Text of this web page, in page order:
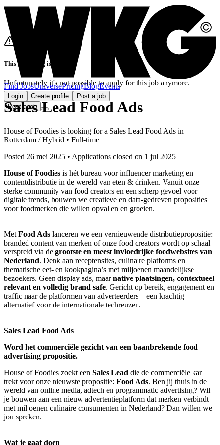
Find JobsUniversePricingBlogEvents
Login Create profile
Post a job
Post a job
This job listing is closed
Unfortunately it's not possible to apply for this job anymore.
Sales Lead Food Ads
House of Foodies is looking fora Sales Lead Food Ads in
Rotterdam / Hybrid • Full-time
Posted 26 mei 2025 • Applications closed on 1 jul 2025
House of Foodies is hét bureau voor influencer marketing en
contentdistributie in de wereld van eten & drinken. Vanuit onze
sterke community van food creators en een scherp gevoel voor
digitale trends, bouwen we creatieve en data-gedreven proposities
voor foodmerken die willen opvallen en groeien.
Met Food Ads lanceren we een vernieuwende distributiepropositie:
branded content van merken of onze food creators wordt op schaal
verspreid via de grootste en meest invloedrijke foodwebsites van
Nederland. Denk aan receptensites, culinaire platforms en
thematische eet- en kookpagina’s met miljoenen maandelijkse
bezoekers. Geen display ads, maarnative plaatsingen, contextueel
relevant en volledig brand safe. Gericht op bereik, engagement en
traffic naar de platformen van adverteerders – een krachtig
alternatief voor de internationale techreuzen.
Sales Lead Food Ads
Word het commerciële gezicht van een baanbrekende food
advertising propositie.
House of Foodies zoekt een Sales Lead die de commerciële kar
trekt voor onze nieuwste propositie: Food Ads. Ben jij thuis in de
wereld van online media, adtech en programmatic advertising? Wil
je bouwen aan een nieuw advertentieplatform dat merken verbindt
met miljoenen culinaire consumenten in Nederland? Dan willen we
jou spreken.
Wat je gaat doen